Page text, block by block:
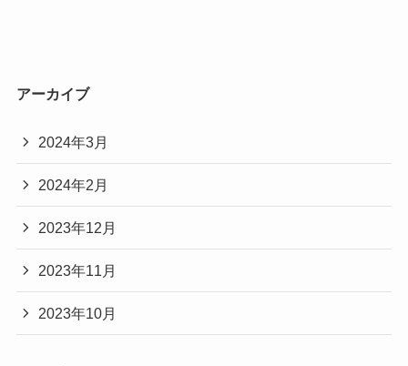
アーカイブ
2024年3月
2024年2月
2023年12月
2023年11月
2023年10月